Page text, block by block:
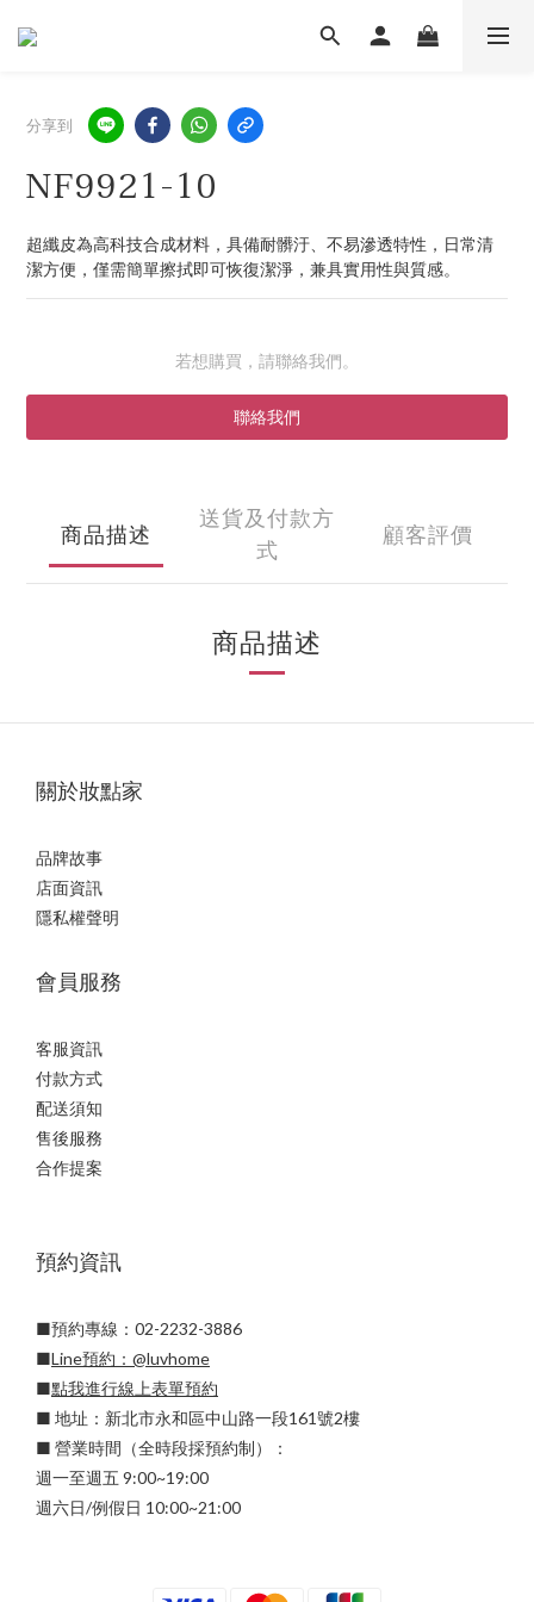
分享到
NF9921-10
超纖皮為高科技合成材料，具備耐髒汙、不易滲透特性，日常清
潔方便，僅需簡單擦拭即可恢復潔淨，兼具實用性與質感。
若想購買，請聯絡我們。
聯絡我們
商品描述
送貨及付款方
式
顧客評價
商品描述
關於妝點家
品牌故事
店面資訊
隱私權聲明
會員服務
客服資訊
付款方式
配送須知
售後服務
合作提案
預約資訊
■預約專線：02-2232-3886
■Line預約： @luvhome
■點我進行線上表單預約
■ 地址：新北市永和區中山路一段161號2樓
■ 營業時間（全時段採預約制）：
週一至週五 9:00~19:00
週六日/例假日 10:00~21:00